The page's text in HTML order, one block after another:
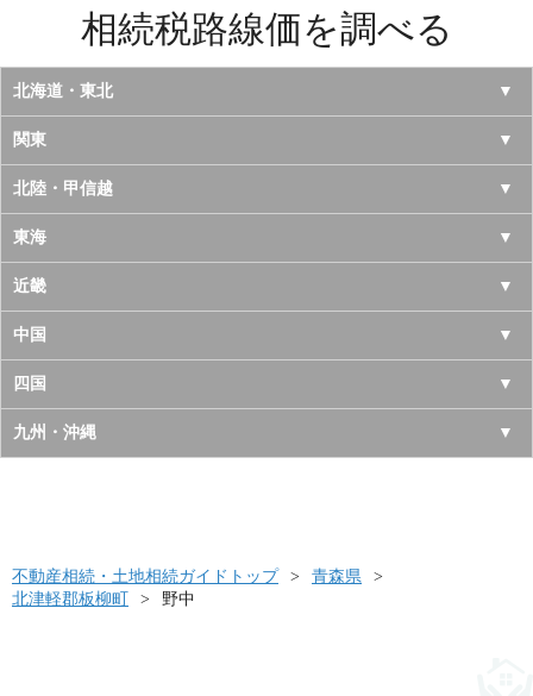
相続税路線価を調べる
北海道・東北
北海道
青森県
岩手県
宮城県
秋田県
山形県
福島県
関東
東京都
神奈川県
千葉県
埼玉県
茨城県
栃木県
北陸・甲信越
山梨県
長野県
新潟県
富山県
石川県
東海
愛知県
岐阜県
三重県
静岡県
近畿
大阪府
京都府
兵庫県
和歌山県
中国
鳥取県
島根県
山口県
四国
徳島県
高知県
九州・沖縄
長崎県
不動産相続・土地相続ガイドトップ
青森県
北津軽郡板柳町
野中